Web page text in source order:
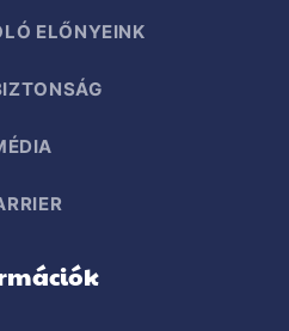
ELŐNYEINK